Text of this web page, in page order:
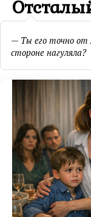
— Ты его точно от
стороне нагуляла?